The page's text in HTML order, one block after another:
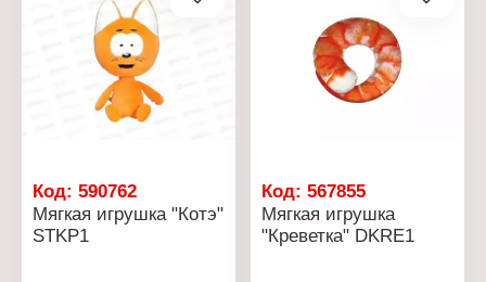
Код: 590762
Мягкая игрушка "Котэ"
STKP1
Код:567855
Мягкая игрушка
"Креветка" DKRE1